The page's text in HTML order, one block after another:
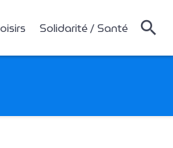
Solidarité / Santé